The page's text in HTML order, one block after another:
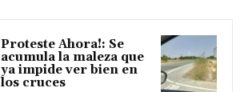
Proteste Ahora!: Se
acumula la maleza que
ya impide ver bien en
los cruces